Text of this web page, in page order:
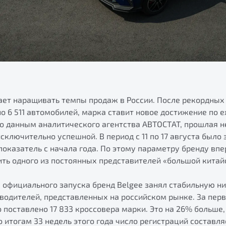
наращивать темпы продаж в России. После
6 511 автомобилей, марка ставит новое достижение по
данным аналитического агентства АВТОСТАТ, прошлая
успешной. В период с 11 по 17 августа было
с начала года. По этому параметру бренду
одного из постоянных представителей «большой
официального запуска бренд Belgee занял стабильную
представленных на российском рынке. За
17 833 кроссовера марки. Это на 26%
33 недель этого года число регистраций